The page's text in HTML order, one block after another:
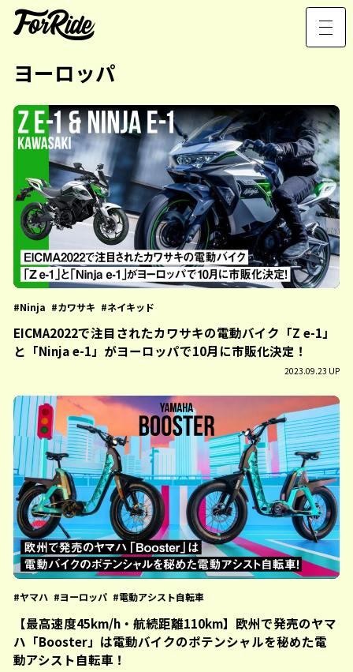
ヨーロッパ
Ninja カワサキ ネイキッド
EICMA2022で注目されたカワサキの電動バイク「Z e-1」
と「Ninja e-1」がヨーロッパで10月に市販化決定！
2023.09.23 UP
ヤマハ ヨーロッパ 電動アシスト自転車
【最高速度45km/h・航続距離110km】欧州で発売のヤマ
ハ「Booster」は電動バイクのポテンシャルを秘めた電
動アシスト自転車！